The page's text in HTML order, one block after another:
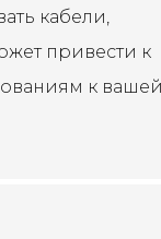
кабели,
привести к
к вашей